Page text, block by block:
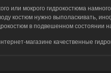
или мокрого гидрокостюма
костюм нужно выполаскивать,
в подвешенном состоянии
магазине качественные